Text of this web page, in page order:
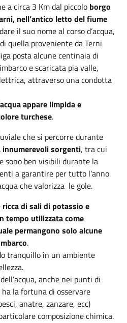
a circa 3 Km dal piccolo borgo
nell’antico letto del fiume
il suo nome al corso d’acqua,
quella proveniente da Terni
posta alcune centinaia di
e scaricata pia valle,
attraverso una condotta
acqua appare limpida e
turchese.
che si percorre durante
innumerevoli sorgenti, tra cui
sono ben visibili durante la
a garantire per tutto l’anno
che valorizza le gole.
ricca di sali di potassio e
tempo utilizzata come
permangono solo alcune
.
tranquillo in un ambiente
anche nei punti di
la fortuna di osservare
anatre, zanzare, ecc)
composizione chimica.